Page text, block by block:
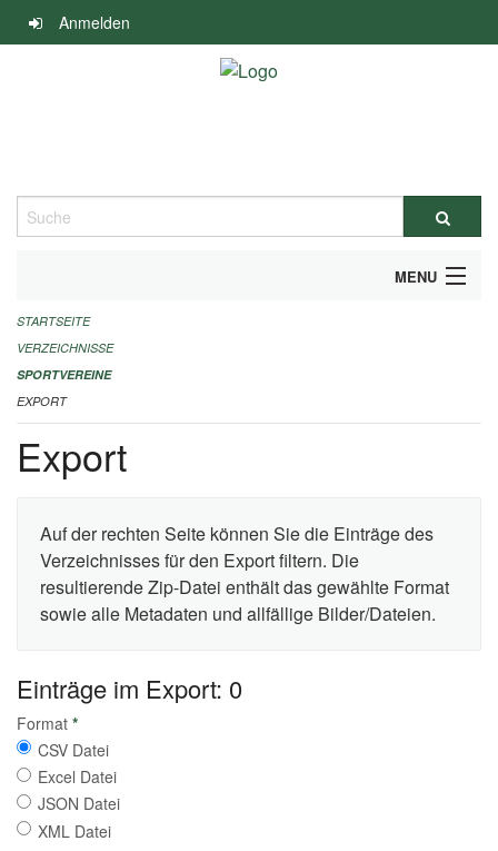
Navigation
überspringen
Anmelden
Suche
MENU
ALLGEMEINE INFORMATIONEN
FINANZIELLE UNTERSTÜTZUNG BENÖTIGT?
KONTAKT
STARTSEITE
VERZEICHNISSE
SPORTVEREINE
EXPORT
Export
Auf der rechten Seite können Sie die Einträge des
Verzeichnisses für den Export filtern. Die
resultierende Zip-Datei enthält das gewählte Format
sowie alle Metadaten und allfällige Bilder/Dateien.
Einträge im Export: 0
Format *
CSV Datei
Excel Datei
JSON Datei
XML Datei